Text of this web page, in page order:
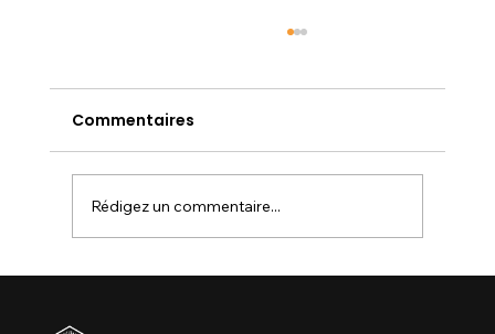
Commentaires
Rédigez un commentaire...